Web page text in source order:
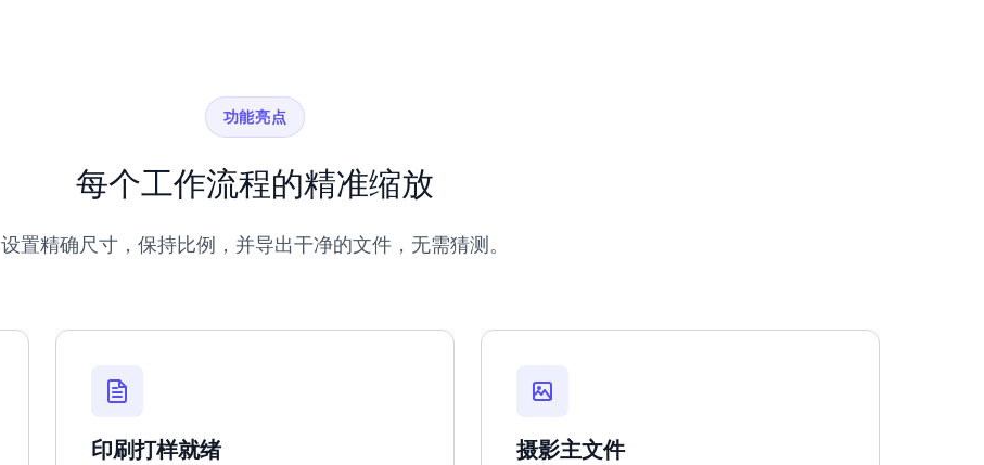
功能亮点
每个工作流程的精准缩放
设置精确尺寸，保持比例，并导出干净的文件，无需猜测。
印刷打样就绪 摄影主文件